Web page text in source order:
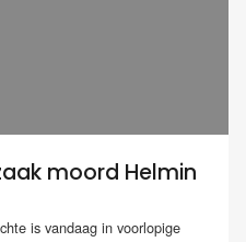
moord Helmin
is vandaag in voorlopige